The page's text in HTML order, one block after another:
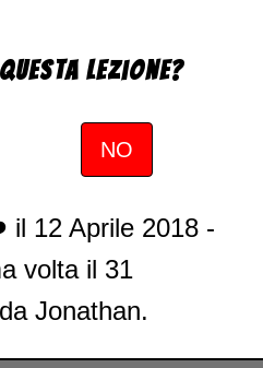
Lezione?
NO
il 12 Aprile 2018 -
volta il 31
Jonathan.